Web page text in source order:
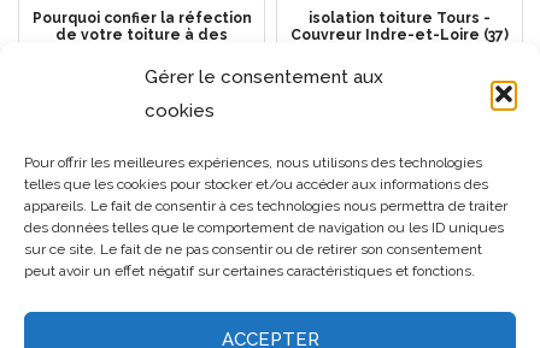
Gérer le consentement aux
cookies
Pour offrir les meilleures expériences, nous utilisons des technologies
telles que les cookies pour stocker et/ou accéder aux informations des
appareils. Le fait de consentir à ces technologies nous permettra de traiter
des données telles que le comportement de navigation ou les ID uniques
sur ce site. Le fait de ne pas consentir ou de retirer son consentement
peut avoir un effet négatif sur certaines caractéristiques et fonctions.
ACCEPTER
Pourquoi confier la réfection
de votre toiture à des
isolation toiture Tours -
Couvreur Indre-et-Loire (37)
Couvreur fondettes